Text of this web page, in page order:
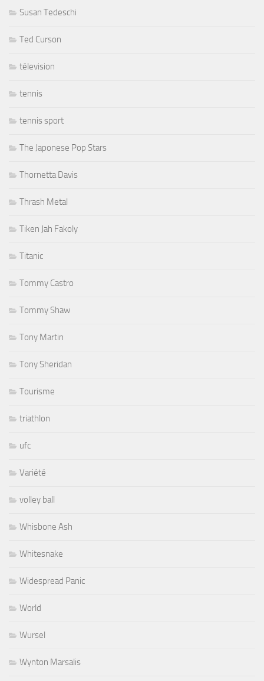
Susan Tedeschi
Ted Curson
télevision
tennis
tennis sport
The Japonese Pop Stars
Thornetta Davis
Thrash Metal
Tiken Jah Fakoly
Titanic
Tommy Castro
Tommy Shaw
Tony Martin
Tony Sheridan
Tourisme
triathlon
ufc
Variété
volley ball
Whisbone Ash
Whitesnake
Widespread Panic
World
Wursel
Wynton Marsalis